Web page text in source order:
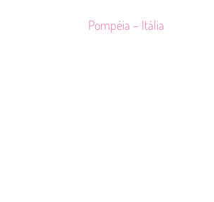
Pompéia – Itália